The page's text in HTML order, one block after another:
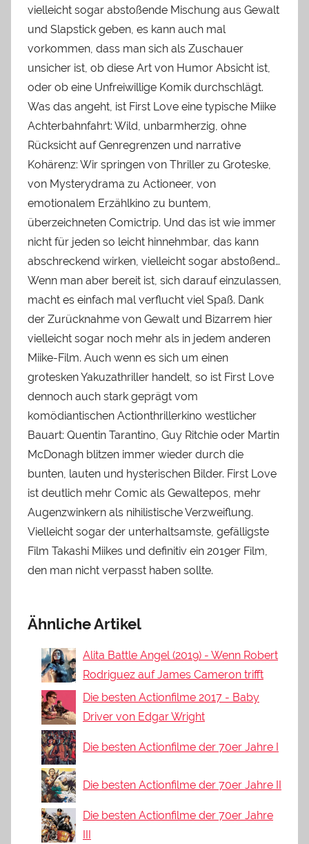
vielleicht sogar abstoßende Mischung aus Gewalt
und Slapstick geben, es kann auch mal
vorkommen, dass man sich als Zuschauer
unsicher ist, ob diese Art von Humor Absicht ist,
oder ob eine Unfreiwillige Komik durchschlägt.
Was das angeht, ist First Love eine typische Miike
Achterbahnfahrt: Wild, unbarmherzig, ohne
Rücksicht auf Genregrenzen und narrative
Kohärenz: Wir springen von Thriller zu Groteske,
von Mysterydrama zu Actioneer, von
emotionalem Erzählkino zu buntem,
überzeichneten Comictrip. Und das ist wie immer
nicht für jeden so leicht hinnehmbar, das kann
abschreckend wirken, vielleicht sogar abstoßend…
Wenn man aber bereit ist, sich darauf einzulassen,
macht es einfach mal verflucht viel Spaß. Dank
der Zurücknahme von Gewalt und Bizarrem hier
vielleicht sogar noch mehr als in jedem anderen
Miike-Film. Auch wenn es sich um einen
grotesken Yakuzathriller handelt, so ist First Love
dennoch auch stark geprägt vom
komödiantischen Actionthrillerkino westlicher
Bauart: Quentin Tarantino, Guy Ritchie oder Martin
McDonagh blitzen immer wieder durch die
bunten, lauten und hysterischen Bilder. First Love
ist deutlich mehr Comic als Gewaltepos, mehr
Augenzwinkern als nihilistische Verzweiflung.
Vielleicht sogar der unterhaltsamste, gefälligste
Film Takashi Miikes und definitiv ein 2019er Film,
den man nicht verpasst haben sollte.
Ähnliche Artikel
Alita Battle Angel (2019) - Wenn Robert
Rodriguez auf James Cameron trifft
Die besten Actionfilme 2017 - Baby
Driver von Edgar Wright
Die besten Actionfilme der 70er Jahre I
Die besten Actionfilme der 70er Jahre II
Die besten Actionfilme der 70er Jahre
III